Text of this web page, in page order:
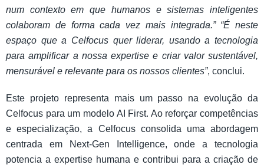
num contexto em que humanos e sistemas inteligentes
colaboram de forma cada vez mais integrada.” “É neste
espaço que a Celfocus quer liderar, usando a tecnologia
para amplificar a nossa expertise e criar valor sustentável,
mensurável e relevante para os nossos clientes”, conclui.
Este projeto representa mais um passo na evolução da
Celfocus para um modelo AI First. Ao reforçar competências
e especialização, a Celfocus consolida uma abordagem
centrada em Next-Gen Intelligence, onde a tecnologia
potencia a expertise humana e contribui para a criação de